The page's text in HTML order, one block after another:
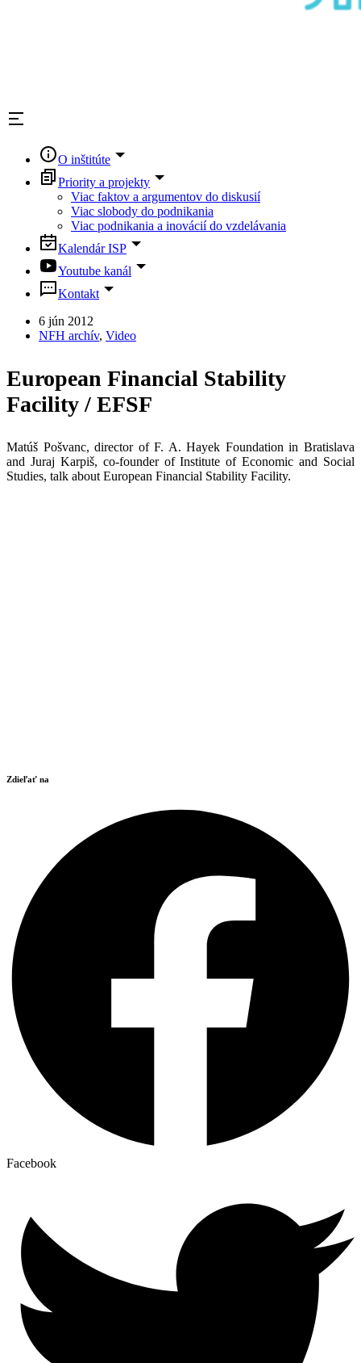
O inštitúte
Priority a projekty
Viac faktov a argumentov do diskusií
Viac slobody do podnikania
Viac podnikania a inovácií do vzdelávania
Kalendár ISP
Youtube kanál
Kontakt
6 jún 2012
NFH archív, Video
European Financial Stability
Facility / EFSF
Matúš Pošvanc, director of F. A. Hayek Foundation in Bratislava
and Juraj Karpiš, co-founder of Institute of Economic and Social
Studies, talk about European Financial Stability Facility.
Zdieľať na
Facebook